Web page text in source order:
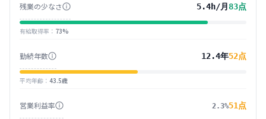
残業の少なさ 5.4h/月 83点
有給取得率 ： 73%
勤続年数 12.4年52点
平均年齢 ： 43.5歳
営業利益率 2.3%51 点